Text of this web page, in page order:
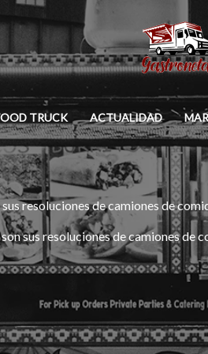
TRUCK ACTUALIDAD
sus resoluciones de camiones de
sus resoluciones de camiones de